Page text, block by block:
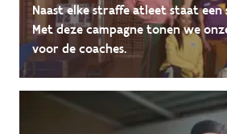
Naast elke straffe atleet staat
Met deze campagne tonen we
voor de coaches.